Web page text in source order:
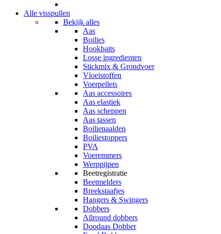
Alle visspullen
Bekijk alles
Aas
Boilies
Hookbaits
Losse ingredienten
Stickmix & Grondvoer
Vloeistoffen
Voerpellets
Aas accessoires
Aas elastiek
Aas scheppen
Aas tassen
Boilienaalden
Boiliestoppers
PVA
Voeremmers
Werppijpen
Beetregistratie
Beetmelders
Breekstaafjes
Hangers & Swingers
Dobbers
Allround dobbers
Doodaas Dobber